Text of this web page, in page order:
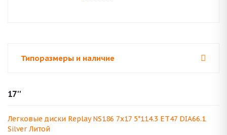
Типоразмеры и наличие
17''
Легковые диски Replay NS186 7x17 5*114.3 ET47 DIA66.1
Silver Литой